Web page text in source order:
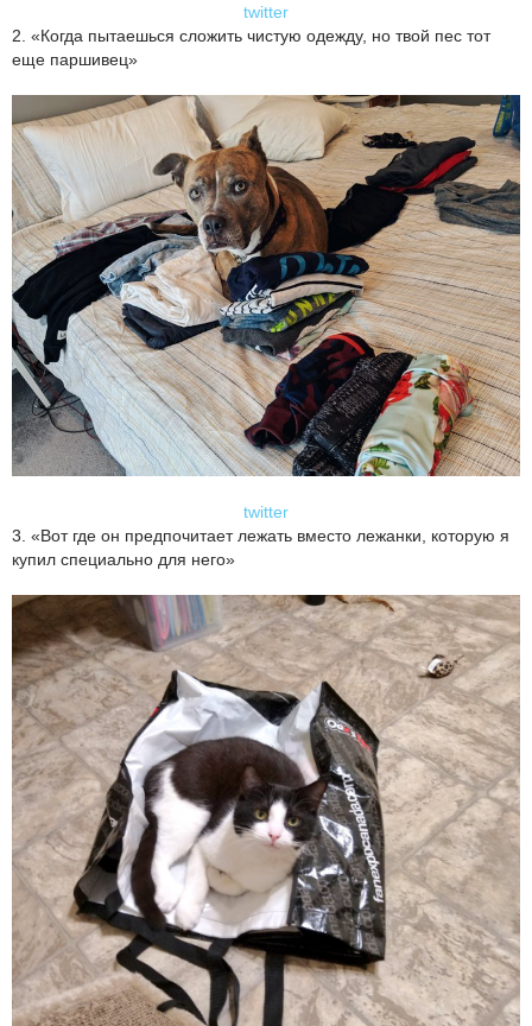
twitter
2. «Когда пытаешься сложить чистую одежду, но твой пес тот
еще паршивец»
twitter
3. «Вот где он предпочитает лежать вместо лежанки, которую я
купил специально для него»